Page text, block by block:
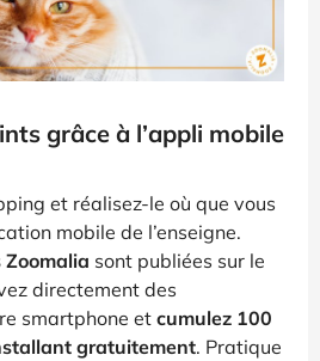
grâce à l’appli mobile
et réalisez-le où que vous
mobile de l’enseigne.
Zoomalia sont publiées sur le
directement des
smartphone et cumulez 100
gratuitement. Pratique